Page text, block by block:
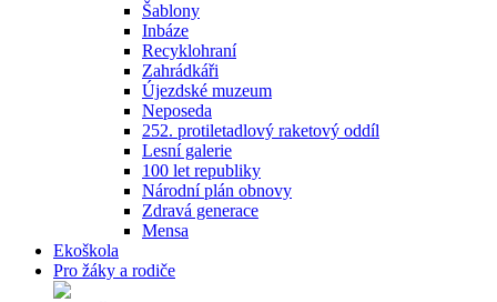
Šablony
Inbáze
Recyklohraní
Zahrádkáři
Újezdské muzeum
Neposeda
252. protiletadlový raketový oddíl
Lesní galerie
100 let republiky
Národní plán obnovy
Zdravá generace
Mensa
Ekoškola
Pro žáky a rodiče